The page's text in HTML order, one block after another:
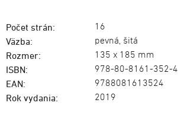
Počet strán: 16
Väzba: pevná, šitá
Rozmer: 135 x 185 mm
ISBN: 978-80-8161-352-4
EAN: 9788081613524
Rok vydania: 2019